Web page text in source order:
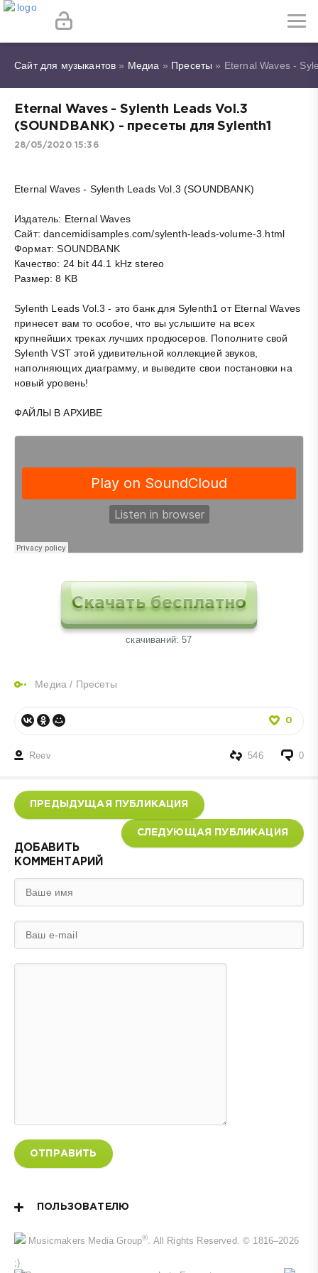
Сайт для музыкантов » Медиа » Пресеты » Eternal Waves -
Eternal Waves - Sylenth Leads Vol.3
(SOUNDBANK) - пресеты для Sylenth1
28/05/2020 15:36
Eternal Waves - Sylenth Leads Vol.3 (SOUNDBANK)
Издатель: Eternal Waves
Сайт: dancemidisamples.com/sylenth-leads-volume-3.html
Формат: SOUNDBANK
Качество: 24 bit 44.1 kHz stereo
Размер: 8 KB
Sylenth Leads Vol.3 - это банк для Sylenth1 от Eternal Waves
принесет вам то особое, что вы услышите на всех
крупнейших треках лучших продюсеров. Пополните свой
Sylenth VST этой удивительной коллекцией звуков,
наполняющих диаграмму, и выведите свои постановки на
новый уровень!
ФАЙЛЫ В АРХИВЕ
Скачать бесплатно
cкачиваний: 57
Медиа / Пресеты
0
Reev 0
546
ПРЕДЫДУЩАЯ ПУБЛИКАЦИЯ
СЛЕДУЮЩАЯ ПУБЛИКАЦИЯ
ДОБАВИТЬ
КОММЕНТАРИЙ
ОТПРАВИТЬ
ПОЛЬЗОВАТЕЛЮ
Musicmakers Media Group®. All Rights Reserved. © 1816–2026
;)